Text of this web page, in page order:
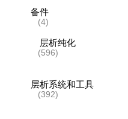
备件
(4)
层析纯化
(596)
层析系统和工具
(392)